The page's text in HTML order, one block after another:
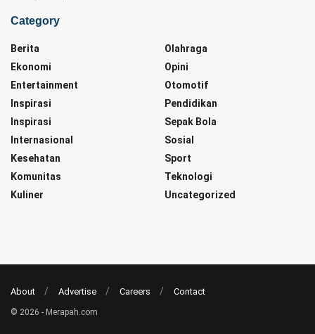
Category
Berita
Ekonomi
Entertainment
Inspirasi
Inspirasi
Internasional
Kesehatan
Komunitas
Kuliner
Olahraga
Opini
Otomotif
Pendidikan
Sepak Bola
Sosial
Sport
Teknologi
Uncategorized
About Advertise Careers Contact
© 2026 - Merapah.com